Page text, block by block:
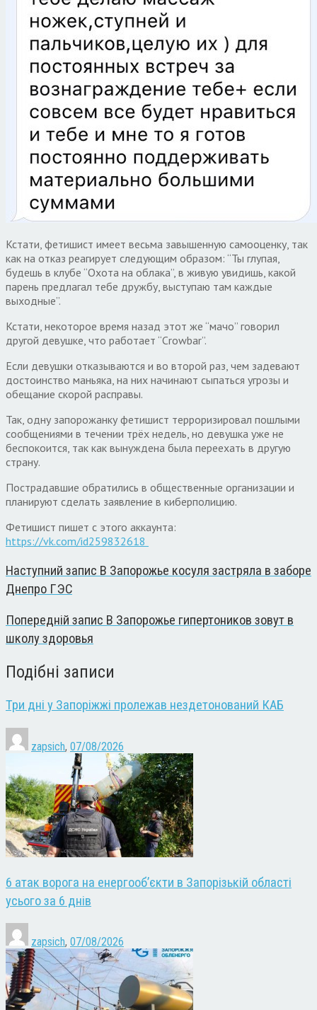
Кстати, фетишист имеет весьма завышенную самооценку, так
как на отказ реагирует следующим образом: “Ты глупая,
будешь в клубе “Охота на облака”, в живую увидишь, какой
парень предлагал тебе дружбу, выступаю там каждые
выходные”.
Кстати, некоторое время назад этот же “мачо” говорил
другой девушке, что работает “Crowbar”.
Если девушки отказываются и во второй раз, чем задевают
достоинство маньяка, на них начинают сыпаться угрозы и
обещание скорой расправы.
Так, одну запорожанку фетишист терроризировал пошлыми
сообщениями в течении трёх недель, но девушка уже не
беспокоится, так как вынуждена была переехать в другую
страну.
Пострадавшие обратились в общественные организации и
планируют сделать заявление в киберполицию.
Фетишист пишет с этого аккаунта:
https://vk.com/id259832618
Наступний запис В Запорожье косуля застряла в заборе
Днепро ГЭС
Попередній запис В Запорожье гипертоников зовут в
школу здоровья
Подібні записи
Три дні у Запоріжжі пролежав нездетонований КАБ
zapsich, 07/08/2026
6 атак ворога на енергооб’єкти в Запорізькій області
усього за 6 днів
zapsich, 07/08/2026